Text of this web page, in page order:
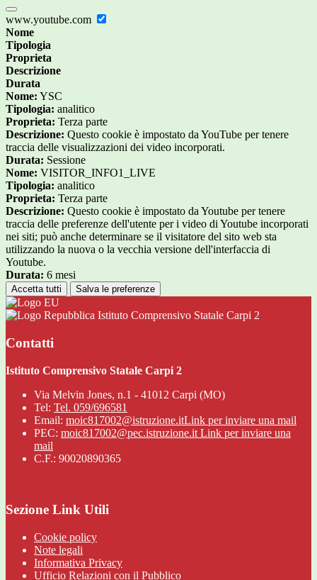
www.youtube.com
Nome
Tipologia
Proprieta
Descrizione
Durata
Nome: YSC
Tipologia: analitico
Proprieta: Terza parte
Descrizione: Questo cookie è impostato da YouTube per tenere
traccia delle visualizzazioni dei video incorporati.
Durata: Sessione
Nome: VISITOR_INFO1_LIVE
Tipologia: analitico
Proprieta: Terza parte
Descrizione: Questo cookie è impostato da Youtube per tenere
traccia delle preferenze dell'utente per i video di Youtube incorporati
nei siti; può anche determinare se il visitatore del sito web sta
utilizzando la nuova o la vecchia versione dell'interfaccia di
Youtube.
Durata: 6 mesi
Accetta tutti Salva le preferenze
Istituto Comprensivo Statale Carpi 2
Contatti
Istituto Comprensivo Statale Carpi 2
Via Melvin Jones, n.1 - 41012 Carpi (MO)
Tel: Tel. 059/696581
Email: moic817002@istruzione.itLink per inviare una mail
PEC: moic817002@pec.istruzione.it Link per inviare una
mail
C.F.: 90020890365
Sezione Link Utili
Cookie policy
Note legali
Informativa Privacy
Ufficio Relazioni con il Pubblico